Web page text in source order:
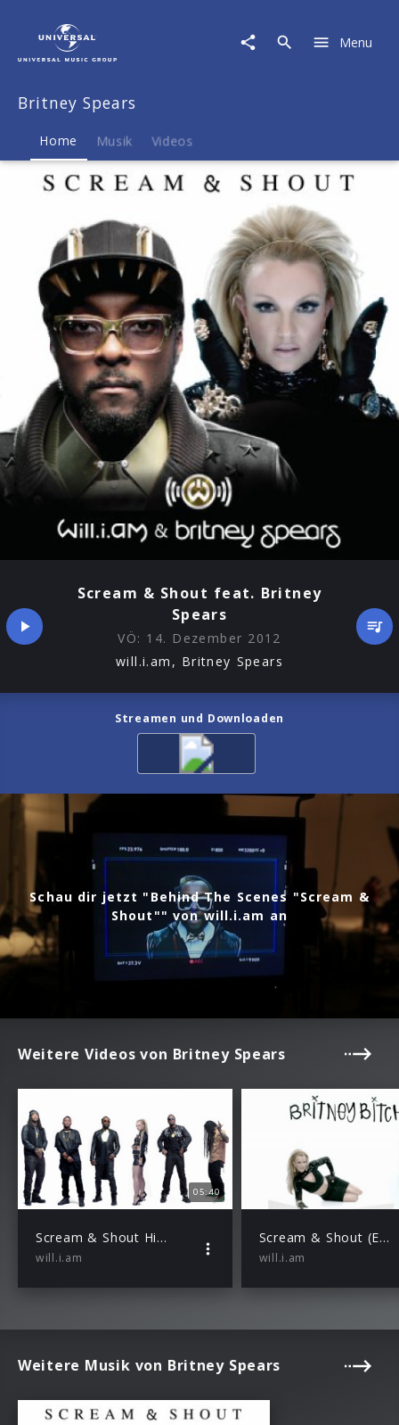
Musik
Merch
Menu
Britney Spears
Home Musik Videos
Scream & Shout feat. Britney
Spears
VÖ: 14. Dezember 2012
will.i.am, Britney Spears
Streamen und Downloaden
Schau dir jetzt "Behind The Scenes "Scream &
Shout"" von will.i.am an
Weitere Videos von Britney Spears
05:40
Scream & Shout Hit-Boy Remix
will.i.am
Scream & Shout (Explicit)
will.i.am
Weitere Musik von Britney Spears